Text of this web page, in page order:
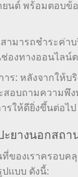
ยนต์ พร้อมตอบข้
มารถชำระค่าบ
ช่องทางออนไลน์
ร: หลังจากให้บ
สอบถามความพึ
รให้ดียิ่งขึ้นต่อไป
ะยางนอกสถา
ของเราครอบค
แบบ ดังนี้: